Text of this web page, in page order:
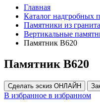
Главная
Каталог надгробных
Памятники из гранита
Вертикальные
Памятник В620
Памятник В620
Сделать эскиз ОНЛАЙН
В избранное в избранном